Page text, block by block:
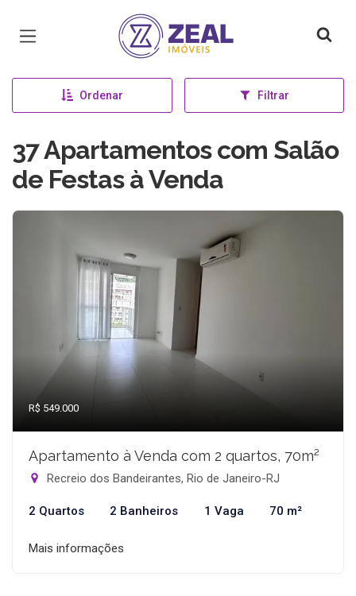
Página inicial
Ordenar Filtrar
37 Apartamentos com Salão
de Festas à Venda
R$ 549.000
Apartamento à Venda com 2 quartos, 70m²
Recreio dos Bandeirantes, Rio de Janeiro-RJ
2 Quartos 2 Banheiros 1 Vaga 70 m²
Mais informações